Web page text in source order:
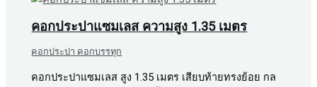
คอกประปาแซมเลส ความสูง 1.35 เมตร
คอกประปา คอกบรรทุก
คอกประปาแซมเลส สูง 1.35 เมตร เสียบท้ายทรงย้อย กล